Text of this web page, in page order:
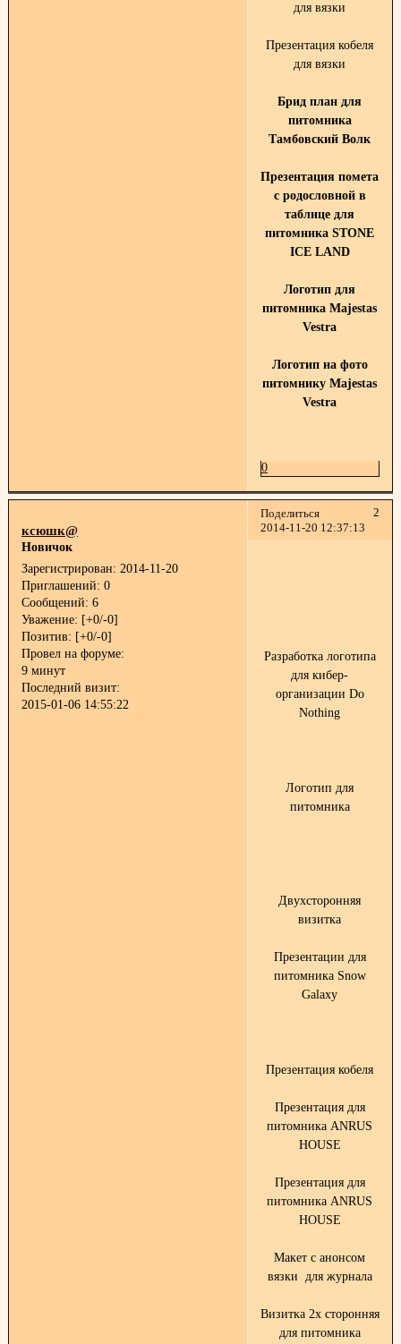
для вязки
Презентация кобеля
для вязки
Брид план для
питомника
Тамбовский Волк
Презентация помета
с родословной в
таблице для
питомника STONE
ICE LAND
Логотип для
питомника Majestas
Vestra
Логотип на фото
питомнику Majestas
Vestra
0
Поделиться
2
2014-11-20 12:37:13
ксюшк@
Новичок
Зарегистрирован: 2014-11-20
Приглашений: 0
Сообщений: 6
Уважение: [+0/-0]
Позитив: [+0/-0]
Провел на форуме:
9 минут
Последний визит:
2015-01-06 14:55:22
Разработка логотипа
для кибер-
организации Do
Nothing
Логотип для
питомника
Двухсторонняя
визитка
Презентации для
питомника Snow
Galaxy
Презентация кобеля
Презентация для
питомника ANRUS
HOUSE
Презентация для
питомника ANRUS
HOUSE
Макет с анонсом
вязки для журнала
Визитка 2х сторонняя
для питомника